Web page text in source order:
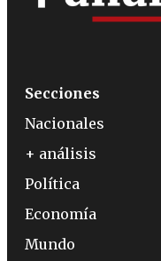
Secciones
Nacionales
+ análisis
Política
Economía
Mundo